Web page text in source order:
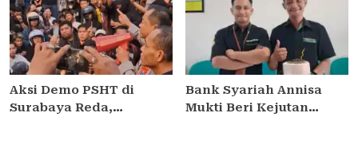
Pelabuhan Tanjung
Perak Lakukan Evaluasi
Meresahkan
Pengendara
Aksi Demo PSHT di
Surabaya Reda,
Bank Syariah Annisa
Mukti Beri Kejutan